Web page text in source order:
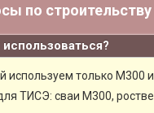
по
используем только М300
ТИСЭ: сваи М300,